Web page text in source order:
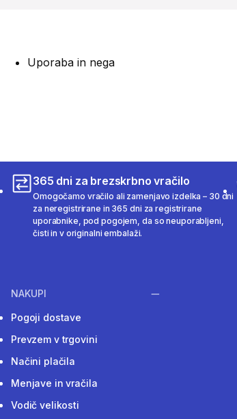
Uporaba in nega
365 dni za brezskrbno vračilo
Omogočamo vračilo ali zamenjavo izdelka – 30 dni
za neregistrirane in 365 dni za registrirane
uporabnike, pod pogojem, da so neuporabljeni,
čisti in v originalni embalaži.
NAKUPI
Pogoji dostave
Prevzem v trgovini
Načini plačila
Menjave in vračila
Vodič velikosti